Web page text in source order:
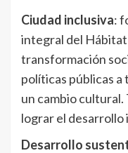
Ciudad inclusiva:
integral del
transformación
políticas públicas a
un cambio cultural.
lograr el desarrollo
Desarrollo